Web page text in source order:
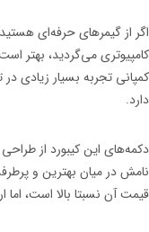
اگر از گیمرهای حرفه‌ای
کمپانی تجربه بسیار زیادی در
دارد.
دکمه‌های این کیبورد از
نامش در میان بهترین و
قیمت آن نسبتا بالا است، اما